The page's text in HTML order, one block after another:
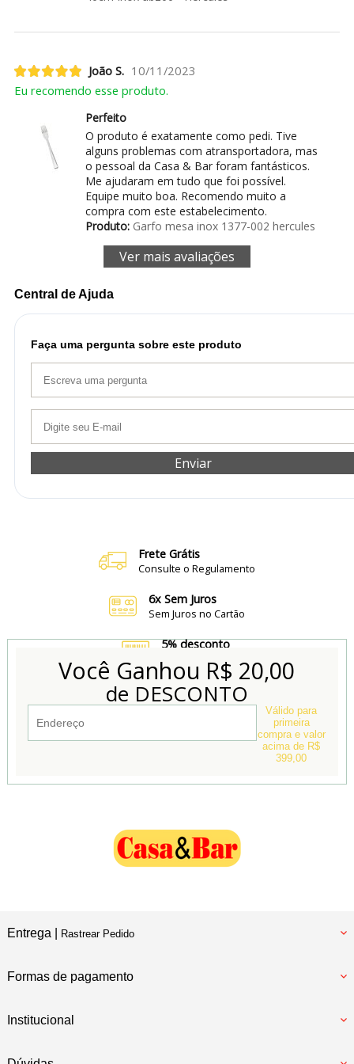
João S. 10/11/2023
Eu recomendo esse produto.
Perfeito
O produto é exatamente como pedi. Tive
alguns problemas com atransportadora, mas
o pessoal da Casa & Bar foram fantásticos.
Me ajudaram em tudo que foi possível.
Equipe muito boa. Recomendo muito a
compra com este estabelecimento.
Produto:Garfo mesa inox 1377-002 hercules
Ver mais avaliações
Central de Ajuda
Faça uma pergunta sobre este produto
Enviar
Frete Grátis
Consulte o Regulamento
6x Sem Juros
Sem Juros no Cartão
5% desconto
no Boleto e Pix
Conheça também
Nossa Loja Física
Você Ganhou R$ 20,00
de DESCONTO
Válido para
primeira
compra e valor
acima de R$
399,00
Entrega | Rastrear Pedido
Formas de pagamento
Institucional